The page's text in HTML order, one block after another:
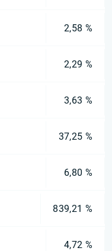
2,58 %
2,29 %
3,63 %
37,25 %
6,80 %
839,21 %
4,72 %